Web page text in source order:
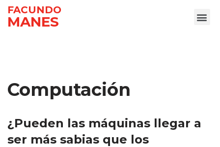
Ir
FACUNDO
MANES
Computación
¿Pueden las máquinas llegar a
ser más sabias que los